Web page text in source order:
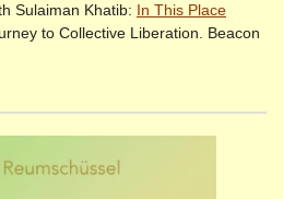
Sulaiman Khatib: In This Place
to Collective Liberation. Beacon